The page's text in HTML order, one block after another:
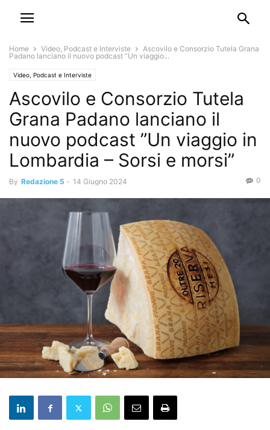
Home Video, Podcast e Interviste
Ascovilo e Consorzio Tutela Grana
Padano lanciano il nuovo podcast ”Un viaggio...
Video, Podcast e Interviste
Ascovilo e Consorzio Tutela
Grana Padano lanciano il
nuovo podcast ”Un viaggio in
Lombardia – Sorsi e morsi”
By Redazione 5 - 14 Giugno 2024 0